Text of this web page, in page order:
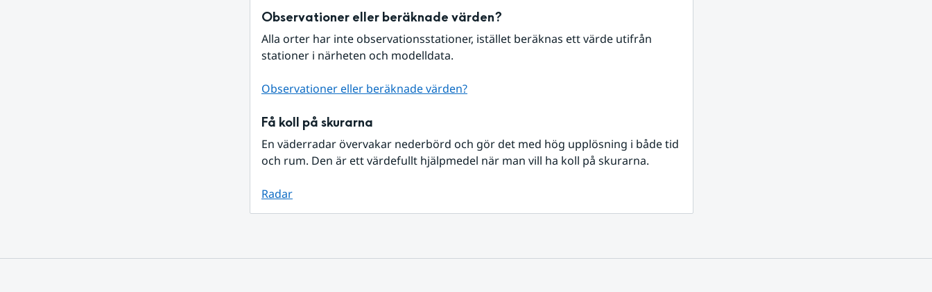
Observationer eller beräknade värden?
Alla orter har inte observationsstationer, istället beräknas ett värde utifrån
stationer i närheten och modelldata.
Observationer eller beräknade värden?
Få koll på skurarna
En väderradar övervakar nederbörd och gör det med hög upplösning i både tid
och rum. Den är ett värdefullt hjälpmedel när man vill ha koll på skurarna.
Radar